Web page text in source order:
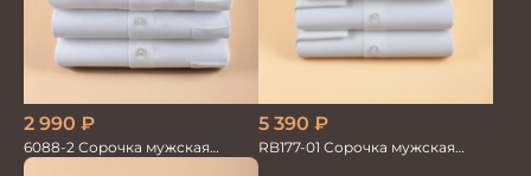
2 990 ₽
6088-2 Сорочка мужская
кор.рукав
5 390 ₽
RB177-01 Сорочка мужская